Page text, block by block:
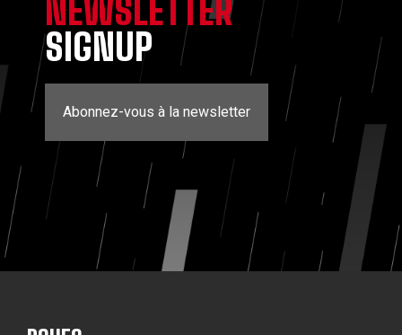
NEWSLETTER
SIGNUP
Abonnez-vous à la newsletter